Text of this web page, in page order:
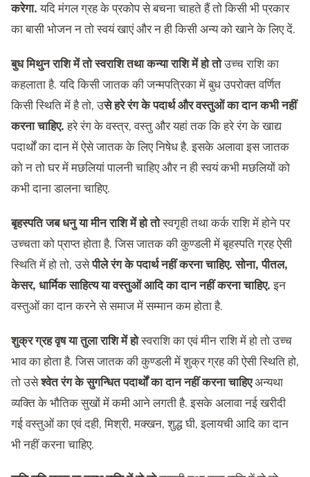
करेगा.यदि मंगल ग्रह के प्रकोप से बचना चाहते हैं तो किसी भी प्रकार
का बासी भोजन न तो स्वयं खाएं और न ही किसी अन्य को खाने के लिए दें.
बुध मिथुन राशि में तो स्वराशि तथा कन्या राशि में हो तोउच्च राशि का
कहलाता है. यदि किसी जातक की जन्मपत्रिका में बुध उपरोक्त वर्णित
किसी स्थिति में है तो, उसे हरे रंग के पदार्थ और वस्तुओं का दान कभी नहीं
करना चाहिए.हरे रंग के वस्त्र, वस्तु और यहां तक कि हरे रंग के खाद्य
पदार्थों का दान में ऐसे जातक के लिए निषेध है. इसके अलावा इस जातक
को न तो घर में मछलियां पालनी चाहिए और न ही स्वयं कभी मछलियों को
कभी दाना डालना चाहिए.
बृहस्पति जब धनु या मीन राशि में हो तोस्वगृही तथा कर्क राशि में होने पर
उच्चता को प्राप्त होता है. जिस जातक की कुण्डली में बृहस्पति ग्रह ऐसी
स्थिति में हो तो, उसेपीले रंग के पदार्थ नहीं करना चाहिए. सोना, पीतल,
केसर, धार्मिक साहित्य या वस्तुओं आदि का दान नहीं करना चाहिए.इन
वस्तुओं का दान करने से समाज में सम्मान कम होता है.
शुक्र ग्रह वृष या तुला राशि में होस्वराशि का एवं मीन राशि में हो तो उच्च
भाव का होता है. जिस जातक की कुण्डली में शुक्र ग्रह की ऐसी स्थिति हो,
तो उसेश्वेत रंग के सुगन्धित पदार्थों का दान नहीं करना चाहिएअन्यथा
व्यक्ति के भौतिक सुखों में कमी आने लगती है. इसके अलावा नई खरीदी
गई वस्तुओं का एवं दही, मिश्री, मक्खन, शुद्ध घी, इलायची आदि का दान
भी नहीं करना चाहिए.